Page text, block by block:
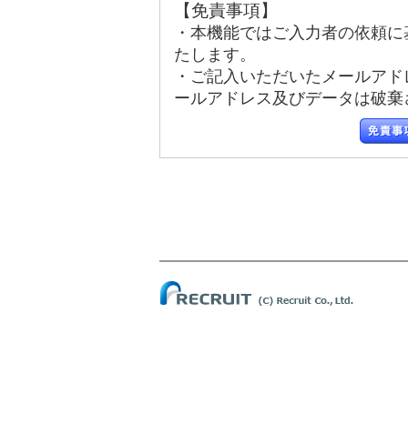
【免責事項】
・本機能ではご入力者の依頼
たします。
・ご記入いただいたメールア
ールアドレス及びデータは破